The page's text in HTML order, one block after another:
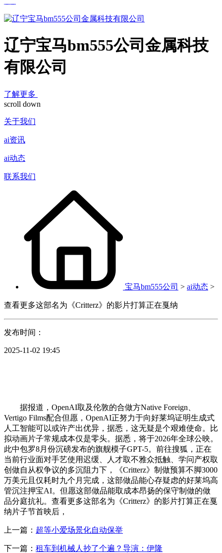
辽宁宝马bm555公司金属科技
有限公司
了解更多
scroll down
关于我们
ai资讯
ai动态
联系我们
宝马bm555公司 > ai动态 >
查看更多这部名为《Critterz》的影片打算正在戛纳
发布时间：
2025-11-02 19:45
据报道，OpenAI取及伦敦的合做方Native Foreign、
Vertigo Films配合但愿，OpenAI正努力于向好莱坞证明生成式
人工智能可以或许产出优异，据悉，这无疑是个艰难使命。比
拟动画片子常规成本仅是零头。据悉，将于2026年全球公映。
此中包罗8月份沉磅发布的旗舰模子GPT-5。前往搜狐，正在
当前行业面对手艺使用迟缓、人才取不雅众抵触、学问产权取
创做自从权争议的多沉阻力下，《Critterz》制做预算不脚3000
万美元且仅耗时九个月完成，这部做品能心存疑虑的好莱坞高
管沉注押宝AI。但愿这部做品能取成本昂扬的保守制做的做
品分庭抗礼。查看更多这部名为《Critterz》的影片打算正在戛
纳片子节首映后，
上一篇： 超等小爱场景化自动保举
下一篇： 租车到机械人抄了个遍？导演：伊隆